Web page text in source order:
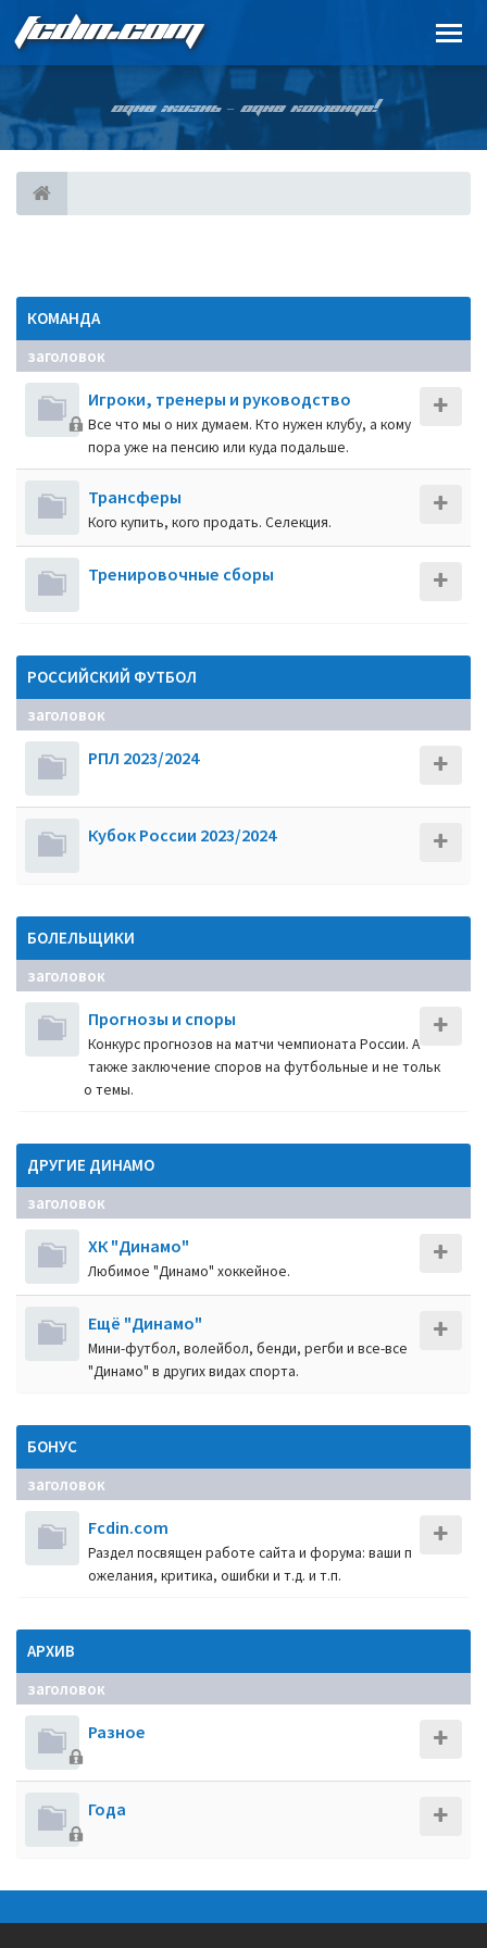
FCDIN.COM
ОДНА ЖИЗНЬ – ОДНА КОМАНДА!
КОМАНДА
заголовок
Игроки, тренеры и руководство
Все что мы о них думаем. Кто нужен клубу, а кому
пора уже на пенсию или куда подальше.
Трансферы
Кого купить, кого продать. Селекция.
Тренировочные сборы
РОССИЙСКИЙ ФУТБОЛ
заголовок
РПЛ 2023/2024
Кубок России 2023/2024
БОЛЕЛЬЩИКИ
заголовок
Прогнозы и споры
Конкурс прогнозов на матчи чемпионата России. А
также заключение споров на футбольные и не тольк
о темы.
ДРУГИЕ ДИНАМО
заголовок
ХК "Динамо"
Любимое "Динамо" хоккейное.
Ещё "Динамо"
Мини-футбол, волейбол, бенди, регби и все-все
"Динамо" в других видах спорта.
БОНУС
заголовок
Fcdin.com
Раздел посвящен работе сайта и форума: ваши п
ожелания, критика, ошибки и т.д. и т.п.
АРХИВ
заголовок
Разное
Года